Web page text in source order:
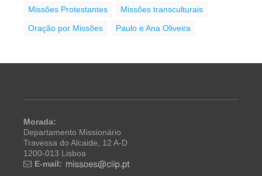
Missões Protestantes
Missões transculturais
Oração por Missões
Paulo e Ana Oliveira
Morada:
Departamento Missionário
Travessa do Alcaide, 12 A-D
1200-013 Lisboa
E-mail: